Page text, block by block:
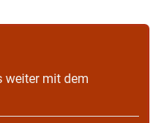
weiter mit dem